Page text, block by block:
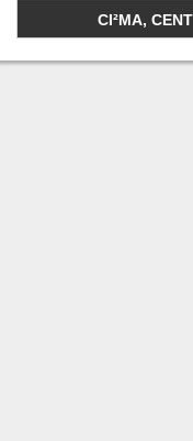
CI²MA,